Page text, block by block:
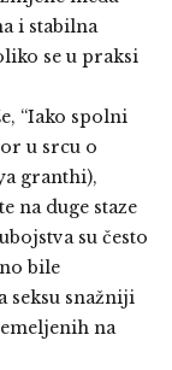
i stabilna
se u praksi
“Iako spolni
u srcu o
granthi),
na duge staze
su često
bile
seksu snažniji
na